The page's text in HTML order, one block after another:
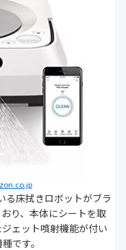
床拭きロボットがブラ
おり、本体にシートを取
ェット噴射機能が付い
です。